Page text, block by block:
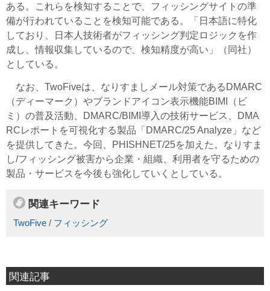
ある。これらを検知することで、フィッシングサイトの準
備が行われていることを検知可能である。「日本語に特化
しており、日本人技術者がフィッシング判定ロジックを作
成し、情報収集しているので、検知精度が高い」（同社）
としている。
なお、TwoFiveは、なりすましメール対策であるDMARC
（ディーマーク）やブランドアイコン表示機能BIMI（ビ
ミ）の普及活動、DMARC/BIMI導入の技術サービス、DMA
RCレポートを可視化する製品「DMARC/25 Analyze」など
を提供してきた。今回、PHISHNET/25を加えた。なりすま
し/フィッシング被害から企業・組織、利用者を守るための
製品・サービスを今後も強化していくとしている。
関連キーワード
TwoFive / フィッシング
関連記事